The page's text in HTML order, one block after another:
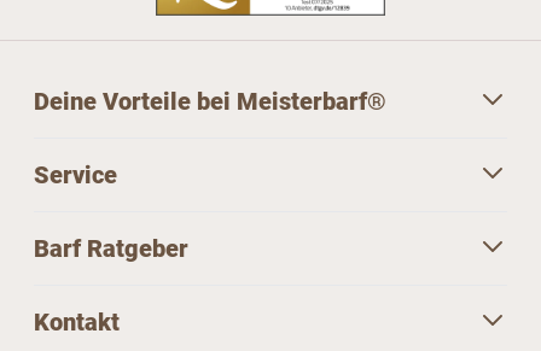
Deine Vorteile bei Meisterbarf®
Service
Barf Ratgeber
Kontakt